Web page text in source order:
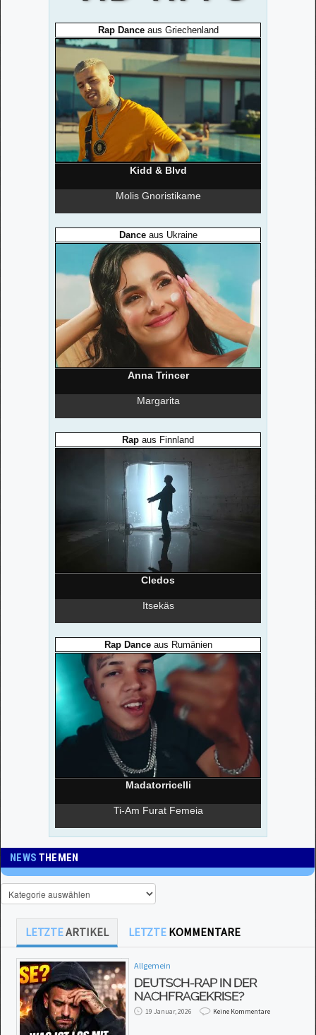
NEWSTHEMEN
LETZTEARTIKEL LETZTE KOMMENTARE
Allgemein
DEUTSCH-RAP IN DER
NACHFRAGEKRISE?
19 Januar, 2026 Keine Kommentare